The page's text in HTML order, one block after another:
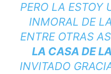
PERO LA ESTOY
INMORAL DE
ENTRE OTRAS
LA CASA DE
INVITADO